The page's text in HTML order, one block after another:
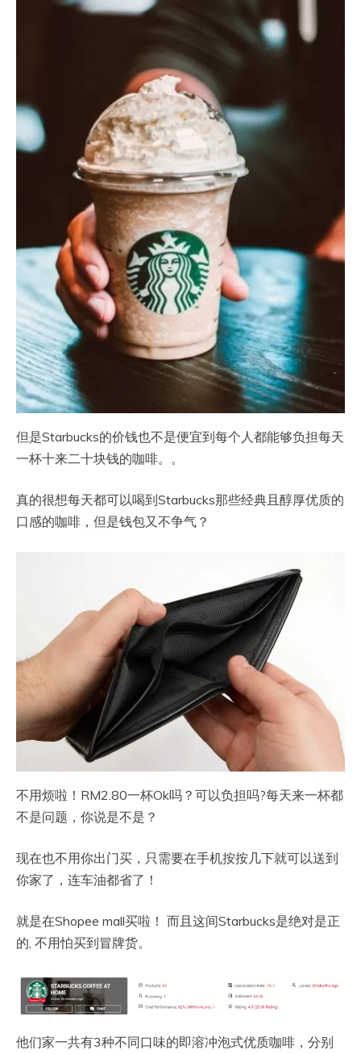
但是Starbucks的价钱也不是便宜到每个人都能够负担每天
一杯十来二十块钱的咖啡。。
真的很想每天都可以喝到Starbucks那些经典且醇厚优质的
口感的咖啡，但是钱包又不争气？
不用烦啦！RM2.80一杯Ok吗？可以负担吗?每天来一杯都
不是问题，你说是不是？
现在也不用你出门买，只需要在手机按按几下就可以送到
你家了，连车油都省了！
就是在Shopee mall买啦！ 而且这间Starbucks是绝对是正
的, 不用怕买到冒牌货。
他们家一共有3种不同口味的即溶冲泡式优质咖啡，分别